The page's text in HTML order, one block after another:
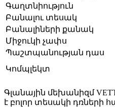
Գաղտնիություն
Բանալու տեսակ
Բանալիների քանակ
Միջուկի չափս
Պաշտպանության դաս
Կոմպլեկտ
Գլանային մեխանիզմ
է բոլոր տեսակի դռների